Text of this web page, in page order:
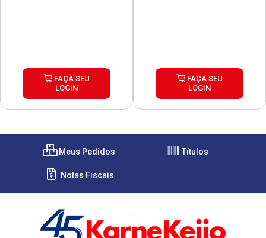
FAÇA SEU
LOGIN
FAÇA SEU
LOGIN
Meus Pedidos Títulos
Notas Fiscais